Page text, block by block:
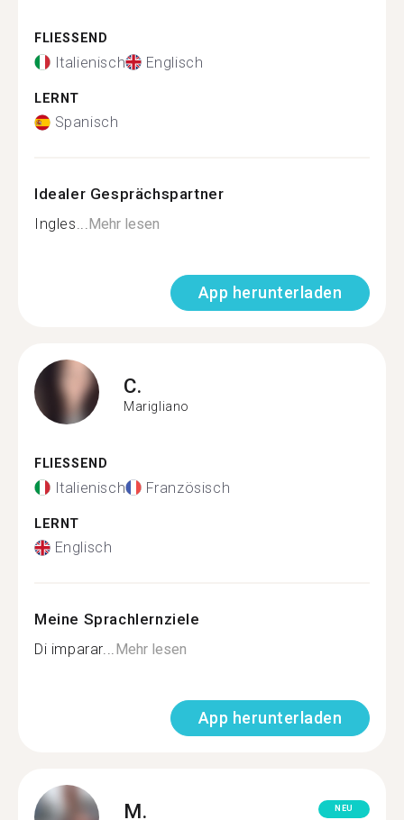
FLIESSEND
Italienisch Englisch
LERNT
Spanisch
Idealer Gesprächspartner
Ingles...Mehr lesen
App herunterladen
C.
Marigliano
FLIESSEND
Italienisch Französisch
LERNT
Englisch
Meine Sprachlernziele
Di imparar...Mehr lesen
App herunterladen
M. NEU